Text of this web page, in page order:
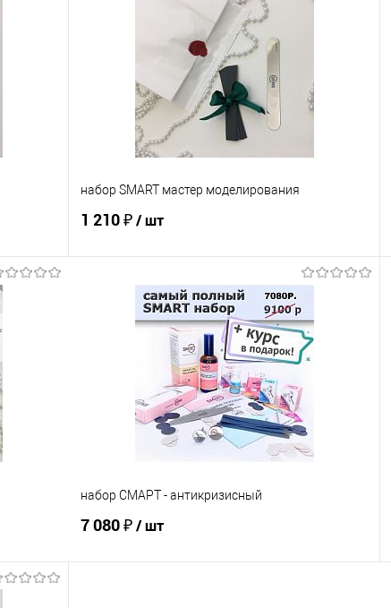
набор SMART мастер моделирования
1 210 ₽/ шт
В корзину
В наличии
набор СМАРТ - антикризисный
7 080 ₽/ шт